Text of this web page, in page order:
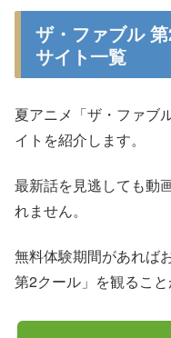
ザ・ファブル
サイト一覧
夏アニメ「ザ・ファブ
イトを紹介します。
最新話を見逃しても動
れません。
無料体験期間があれば
第2クール」を観ること